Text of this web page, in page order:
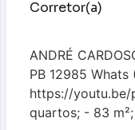
Corretor(a)
ANDRÉ
PB 12985
https://youtu.be/
quartos; - 83 m²;